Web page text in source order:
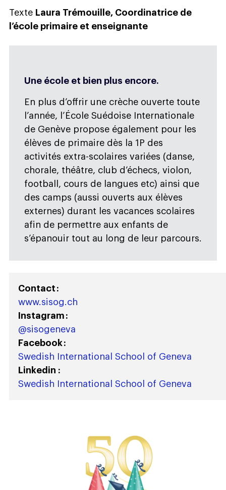
Texte Laura Trémouille, Coordinatrice de
l’école primaire et enseignante
Une école et bien plus encore.
En plus d’offrir une crèche ouverte toute
l’année, l’École Suédoise Internationale
de Genève propose également pour les
élèves de primaire dès la 1P des
activités extra-scolaires variées (danse,
chorale, théâtre, club d’échecs, violon,
football, cours de langues etc) ainsi que
des camps (aussi ouverts aux élèves
externes) durant les vacances scolaires
afin de permettre aux enfants de
s’épanouir tout au long de leur parcours.
Contact :
www.sisog.ch
Instagram :
@sisogeneva
Facebook :
Swedish International School of Geneva
Linkedin :
Swedish International School of Geneva